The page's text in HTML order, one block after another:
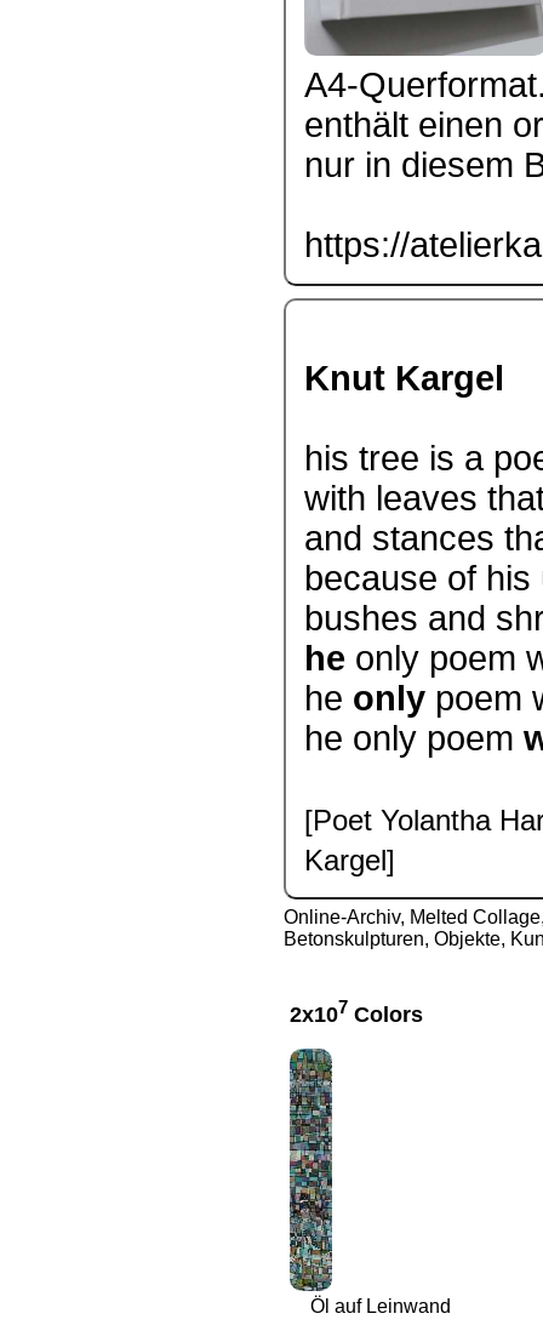
A4-
enthält einen
nur in diesem
https://
Knut Kargel
his tree is a
with leaves
and stances
because of
bushes and
he only poem
he onlypoem
he only poem
[Poet Yolantha
Kargel]
Online-Archiv, Melted
Betonskulpturen, Objekte,
2x107 Colors
Öl auf Leinwand